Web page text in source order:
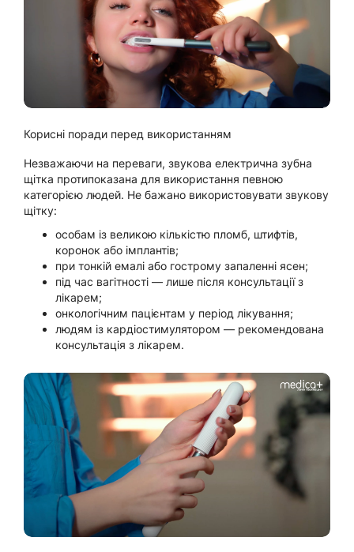
Корисні поради перед використанням
Незважаючи на переваги, звукова електрична зубна
щітка протипоказана для використання певною
категорією людей. Не бажано використовувати звукову
щітку:
особам із великою кількістю пломб, штифтів,
коронок або імплантів;
при тонкій емалі або гострому запаленні ясен;
під час вагітності — лише після консультації з
лікарем;
онкологічним пацієнтам у період лікування;
людям із кардіостимулятором — рекомендована
консультація з лікарем.